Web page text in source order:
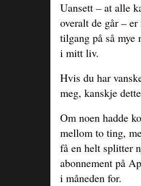
Uansett – at alle
overalt de går –
tilgang på så mye
i mitt liv.
Hvis du har
meg, kanskje
Om noen hadde
mellom to ting,
få en helt splitter
abonnement på
i måneden for.